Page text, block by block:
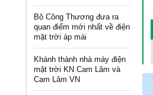
Bộ Công Thương đưa ra
quan điểm mới nhất về điện
mặt trời áp mái
Khánh thành nhà máy điện
mặt trời KN Cam Lâm và
Cam Lâm VN